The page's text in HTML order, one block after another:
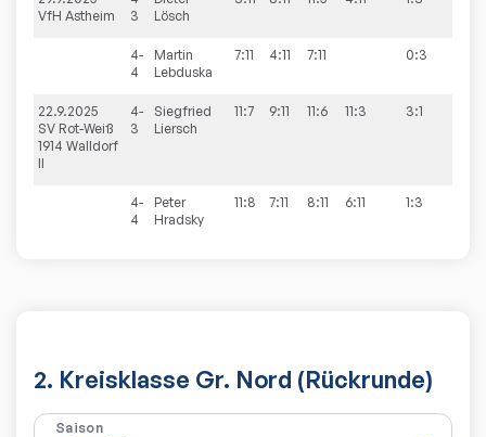
VfH Astheim
3
Lösch
4-
4
Martin
Lebduska
7:11 4:11 7:11 0:3
22.9.2025
SV Rot-Weiß
1914 Walldorf
II
4-
3
Siegfried
Liersch
11:7 9:11 11:6 11:3 3:1
4-
4
Peter
Hradsky
11:8 7:11 8:11 6:11 1:3
2. Kreisklasse Gr. Nord (Rückrunde)
Saison